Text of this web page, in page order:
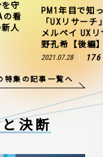
守
の看
人
PM1年目で知
「UXリサー
メルペイ UX
野孔希【後編
2021.07.28 176
特集の記事一覧へ
決断